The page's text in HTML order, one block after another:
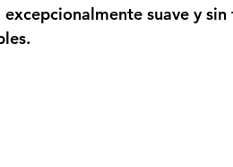
suave y sin